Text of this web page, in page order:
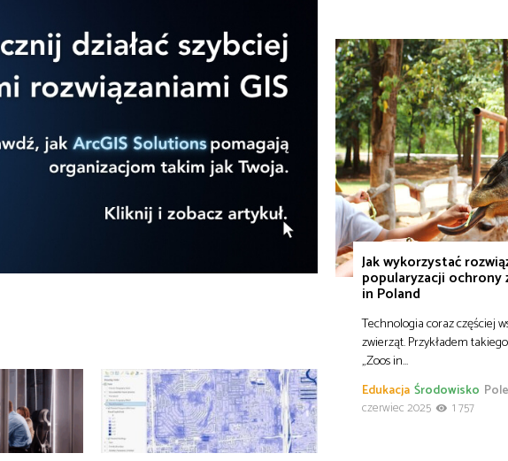
Jak wykorzystać
popularyzacji ochrony
in Poland
Technologia coraz częściej
zwierząt. Przykładem
„Zoos in…
Edukacja Środowisko
czerwiec 2025
1 757